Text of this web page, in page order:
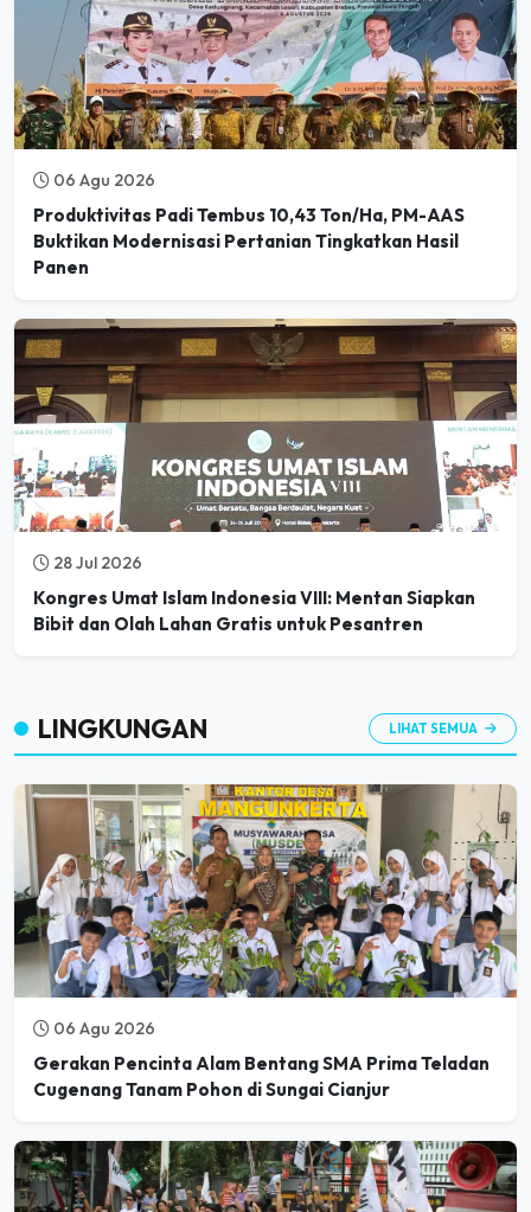
06 Agu 2026
Produktivitas Padi Tembus 10,43 Ton/Ha, PM-AAS
Buktikan Modernisasi Pertanian Tingkatkan Hasil
Panen
28 Jul 2026
Kongres Umat Islam Indonesia VIII: Mentan Siapkan
Bibit dan Olah Lahan Gratis untuk Pesantren
LINGKUNGAN LIHAT SEMUA
06 Agu 2026
Gerakan Pencinta Alam Bentang SMA Prima Teladan
Cugenang Tanam Pohon di Sungai Cianjur